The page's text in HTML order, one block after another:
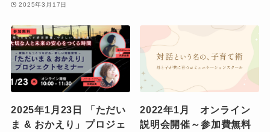
2025年3月17日
2025年1月23日 「ただい
ま & おかえり」プロジェ
2022年1月 オンライン
説明会開催～参加費無料